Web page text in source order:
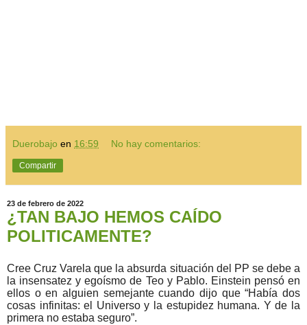
Duerobajo en 16:59 No hay comentarios:
Compartir
23 de febrero de 2022
¿TAN BAJO HEMOS CAÍDO
POLITICAMENTE?
Cree Cruz Varela que la absurda situación del PP se debe a
la insensatez y egoísmo de Teo y Pablo. Einstein pensó en
ellos o en alguien semejante cuando dijo que “Había dos
cosas infinitas: el Universo y la estupidez humana. Y de la
primera no estaba seguro”.